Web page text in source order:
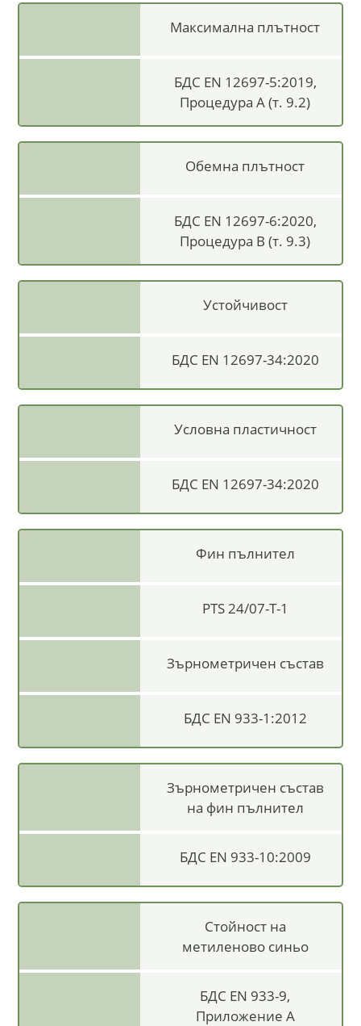
Максимална плътност
БДС EN 12697-5:2019,
Процедура А (т. 9.2)
Обемна плътност
БДС EN 12697-6:2020,
Процедура В (т. 9.3)
Устойчивост
БДС EN 12697-34:2020
Условна пластичност
БДС EN 12697-34:2020
Фин пълнител
PTS 24/07-T-1
Зърнометричен състав
БДС EN 933-1:2012
Зърнометричен състав
на фин пълнител
БДС EN 933-10:2009
Стойност на
метиленово синьо
БДС EN 933-9,
Приложение А